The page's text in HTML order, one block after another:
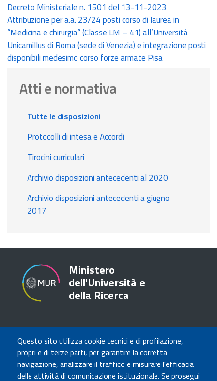
Questo sito utilizza cookie tecnici e di profilazione,
propri e di terze parti, per garantire la corretta
navigazione, analizzare il traffico e misurare l'efficacia
delle attività di comunicazione istituzionale. Se prosegui
Decreto Ministeriale n. 1501 del 13-11-2023
Attribuzione per a.a. 23/24 posti corso di laurea in
“Medicina e chirurgia” (Classe LM – 41) all’Università
Unicamillus di Roma (sede di Venezia) e integrazione posti
disponibili medesimo corso forze armate Pisa
Atti e normativa
Tutte le disposizioni
Protocolli di intesa e Accordi
Tirocini curriculari
Archivio disposizioni antecedenti al 2020
Archivio disposizioni antecedenti a giugno
2017
Ministero
dell'Università e
della Ricerca
TRASPARENZA
Amministrazione Trasparente
Atti di notifica
Albo online